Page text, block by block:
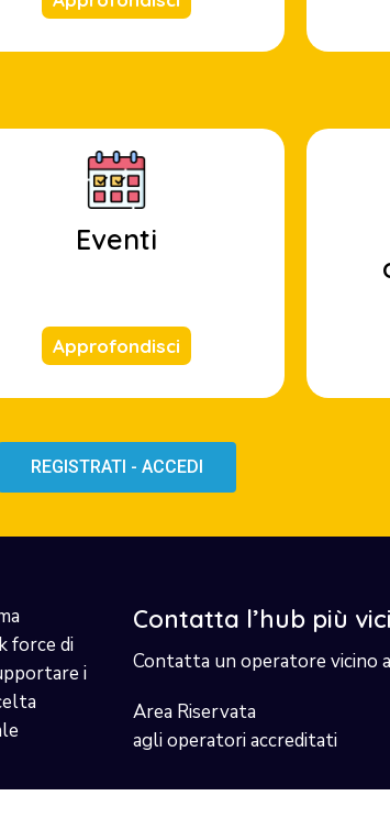
Eventi
Approfondisci
REGISTRATI - ACCEDI
force di
i
Contatta l’hub più
Contatta un operatore vicino
Area Riservata
agli operatori accreditati